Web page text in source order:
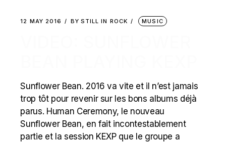
12 MAY 2016 BY STILL IN ROCK MUSIC
Sunflower Bean. 2016 va vite et il n’est jamais
trop tôt pour revenir sur les bons albums déjà
parus. Human Ceremony, le nouveau
Sunflower Bean, en fait incontestablement
partie et la session KEXP que le groupe a